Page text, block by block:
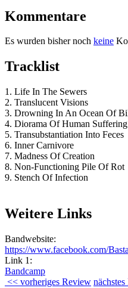
Kommentare
Es wurden bisher noch keine
Tracklist
1. Life In The Sewers
2. Translucent Visions
3. Drowning In An Ocean Of
4. Diorama Of Human Suffering
5. Transubstantiation Into Feces
6. Inner Carnivore
7. Madness Of Creation
8. Non-Functioning Pile Of Rot
9. Stench Of Infection
Weitere Links
Bandwebsite:
https://www.facebook.com/
Link 1:
Bandcamp
<< vorheriges Review